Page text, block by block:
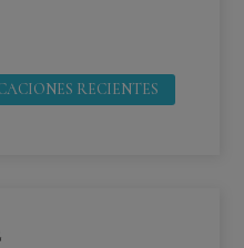
RECIENTES